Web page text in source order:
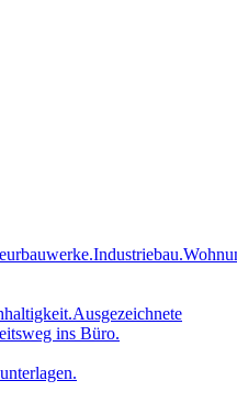
Industriebau.
Ausgezeichnete
ins Büro.